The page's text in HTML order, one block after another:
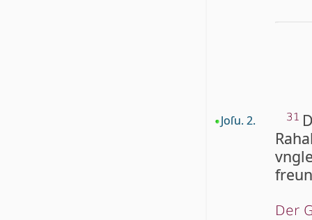
Joſu. 2. 31
Der